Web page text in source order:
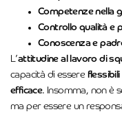
Competenze nella
Controllo qualità e
Conoscenza e
L’attitudine al lavoro di
capacità di essere flessibili
efficace. Insomma, non è
ma per essere un